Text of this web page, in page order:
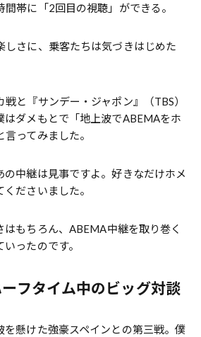
帯に「2回目の視聴」ができる。
しさに、乗客たちは気づきはじめた
と『サンデー・ジャポン』（TBS）
はダメもとで「地上波でABEMAをホ
ってみました。
の中継は見事ですよ。好きなだけホメ
ださいました。
はもちろん、ABEMA中継を取り巻く
ったのです。
フタイム中のビッグ対談
を懸けた強豪スペインとの第三戦。僕